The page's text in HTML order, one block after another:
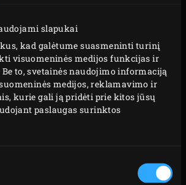
slapukai
kad galėtume suasmeninti turinį
visuomeninės medijos funkcijas ir
to, svetainės naudojimo informaciją
medijos, reklamavimo ir
kurie gali ją pridėti prie kitos jūsų
paslaugas surinktos
cookiesto watch this video